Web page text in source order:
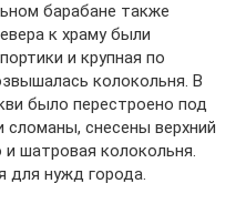
барабане также
к храму были
и крупная по
колокольня. В
было перестроено под
сломаны, снесены верхний
шатровая колокольня.
для нужд города.